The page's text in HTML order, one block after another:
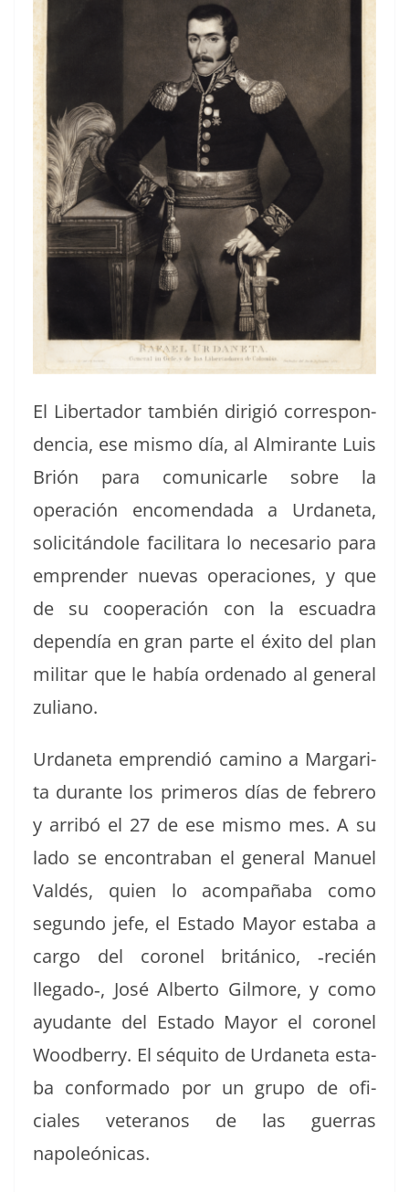
El Lib­er­ta­dor tam­bién dirigió cor­re­spon­
den­cia, ese mis­mo día, al Almi­rante Luis
Brión para comu­ni­car­le sobre la
operación encomen­da­da a Urdane­ta,
solic­itán­dole facil­i­tara lo nece­sario para
empren­der nuevas opera­ciones, y que
de su coop­eración con la escuadra
dependía en gran parte el éxi­to del plan
mil­i­tar que le había orde­na­do al gen­er­al
zuliano.
Urdane­ta emprendió camino a Mar­gari­
ta durante los primeros días de febrero
y arribó el 27 de ese mis­mo mes. A su
lado se encon­tra­ban el gen­er­al Manuel
Valdés, quien lo acom­paña­ba como
segun­do jefe, el Esta­do May­or esta­ba a
car­go del coro­nel británi­co, ‑recién
llegado‑, José Alber­to Gilmore, y como
ayu­dante del Esta­do May­or el coro­nel
Wood­ber­ry. El séquito de Urdane­ta esta­
ba con­for­ma­do por un grupo de ofi­
ciales vet­er­a­nos de las guer­ras
napoleónicas.